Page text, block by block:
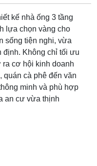
kế nhà ống 3 tầng
lựa chọn vàng cho
sống tiện nghi, vừa
định. Không chỉ tối ưu
ra cơ hội kinh doanh
quán cà phê đến văn
minh và phù hợp
an cư vừa thịnh